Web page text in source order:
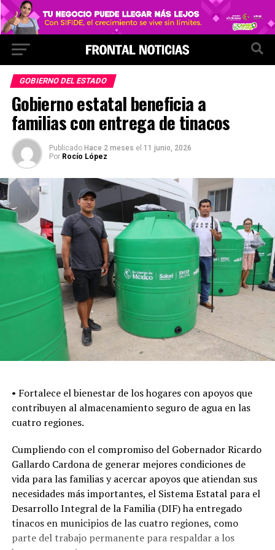
GOBIERNO DEL ESTADO
Gobierno estatal beneficia a
familias con entrega de tinacos
Publicado Hace 2 meses el 11 junio, 2026
Por Rocío López
• Fortalece el bienestar de los hogares con apoyos que
contribuyen al almacenamiento seguro de agua en las
cuatro regiones.
Cumpliendo con el compromiso del Gobernador Ricardo
Gallardo Cardona de generar mejores condiciones de
vida para las familias y acercar apoyos que atiendan sus
necesidades más importantes, el Sistema Estatal para el
Desarrollo Integral de la Familia (DIF) ha entregado
tinacos en municipios de las cuatro regiones, como
parte del trabajo permanente para respaldar a los